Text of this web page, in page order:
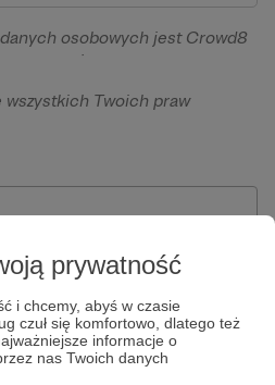
prywatność
i chcemy, abyś w czasie
czuł się komfortowo, dlatego też
informacje o
nas Twoich danych
osobowych jest Crowd8
ul. Żwirki i Wigury 16, 02-
osobowe będą przetwarzane w
umowy zawartej z Tobą, w
dokonywania oraz
naszej platformie oraz
wszystkich Twoich praw
o ochronie
zautomatyzowanemu
przetwarzania Twoich danych
osób niepełnoletnich możliwa
formularza "Zgodna na
niepełnoletnią", formularz
Patronite.pl.